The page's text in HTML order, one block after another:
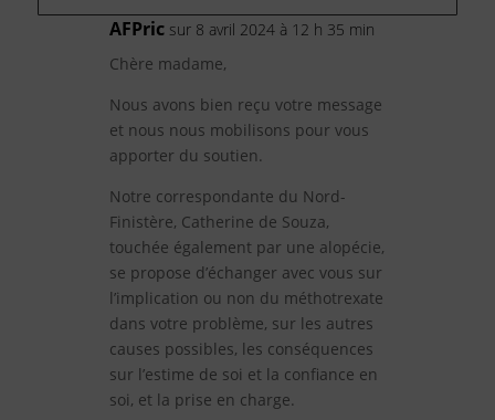
AFPric sur 8 avril 2024 à 12 h 35 min
Chère madame,
Nous avons bien reçu votre message
et nous nous mobilisons pour vous
apporter du soutien.
Notre correspondante du Nord-
Finistère, Catherine de Souza,
touchée également par une alopécie,
se propose d’échanger avec vous sur
l’implication ou non du méthotrexate
dans votre problème, sur les autres
causes possibles, les conséquences
sur l’estime de soi et la confiance en
soi, et la prise en charge.